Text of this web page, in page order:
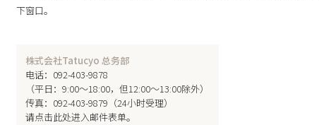
下窗口。
株式会社Tatucyo 总务部
电话：092-403-9878
（平日：9:00～18:00，但12:00～13:00除外）
传真：092-403-9879（24小时受理）
请点击此处进入邮件表单。